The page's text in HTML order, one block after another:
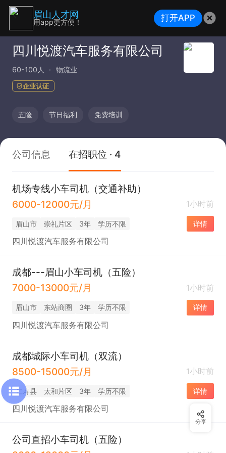
四川悦渡汽车服务有限公司
60-100人 物流业
企业认证
五险 节日福利 免费培训
公司信息 在招职位 · 4
机场专线小车司机（交通补助）
6000-12000元/月
1小时前
眉山市 崇礼片区 3年 学历不限 详情
四川悦渡汽车服务有限公司
成都---眉山小车司机（五险）
7000-13000元/月
1小时前
眉山市 东站商圈 3年 学历不限 详情
四川悦渡汽车服务有限公司
成都城际小车司机（双流）
8500-15000元/月
1小时前
仁寿县 太和片区 3年 学历不限 详情
四川悦渡汽车服务有限公司
公司直招小车司机（五险）
分享
眉山人才网
用app更方便！ 打开APP